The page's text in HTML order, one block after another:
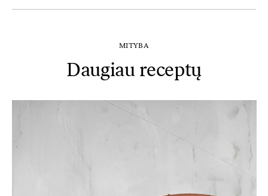
MITYBA
Daugiau receptų